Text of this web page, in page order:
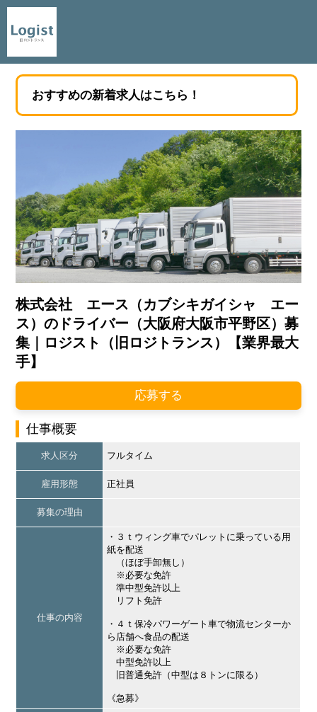
おすすめの新着求人はこちら！
株式会社 エース（カブシキガイシャ エー
ス）のドライバー（大阪府大阪市平野区）募
集｜ロジスト（旧ロジトランス）【業界最大
手】
応募する
仕事概要
求人区分 フルタイム
雇用形態 正社員
募集の理由
仕事の内容
・３ｔウィング車でパレットに乗っている用
紙を配送
（ほぼ手卸無し）
※必要な免許
準中型免許以上
リフト免許
・４ｔ保冷パワーゲート車で物流センターか
ら店舗へ食品の配送
※必要な免許
中型免許以上
旧普通免許（中型は８トンに限る）
《急募》